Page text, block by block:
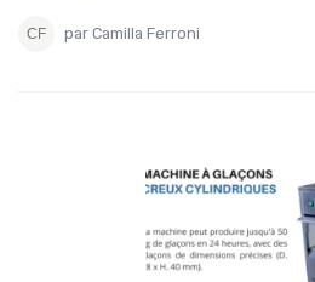
par Camilla Ferroni